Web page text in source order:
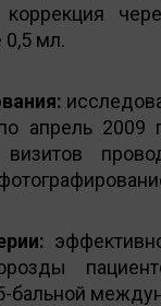
коррекция
мл.
апрель 2009
бальной